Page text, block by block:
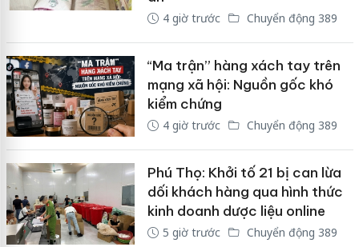
4 giờ trước Chuyển động 389
“Ma trận” hàng xách tay trên
mạng xã hội: Nguồn gốc khó
kiểm chứng
4 giờ trước Chuyển động 389
Phú Thọ: Khởi tố 21 bị can lừa
dối khách hàng qua hình thức
kinh doanh dược liệu online
5 giờ trước Chuyển động 389